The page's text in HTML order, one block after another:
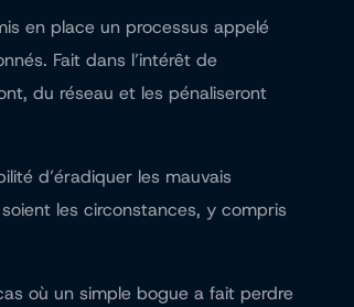
en place un processus appelé
Fait dans l’intérêt de
du réseau et les pénaliseront
d’éradiquer les mauvais
les circonstances, y compris
où un simple bogue a fait perdre